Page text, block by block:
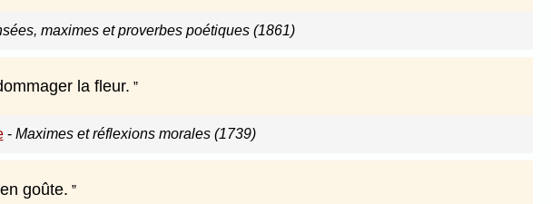
maximes et proverbes poétiques (1861)
la fleur.
- Maximes et réflexions morales (1739)
goûte.